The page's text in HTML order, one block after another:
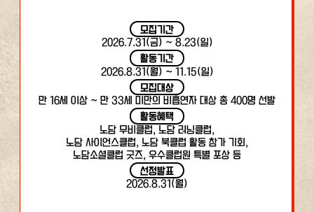
모집기간
2026.7.31(금) ~ 8.23(일)
활동기간
2026.8.31(월) ~ 11.15(일)
모집대상
만 16세 이상 ~ 만 33세 미만의 비흡연자 대상 총 400명 선발
활동혜택
노담 무비클럽, 노담 러닝클럽,
노담 사이언스클럽, 노담 북클럽 활동 참가 기회,
노담소셜클럽 굿즈, 우수클럽원 특별 포상 등
선정발표
2026.8.31(월)